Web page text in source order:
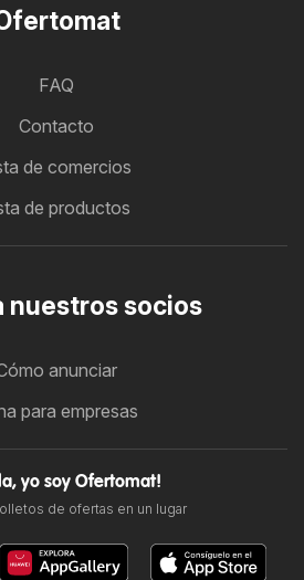
FAQ
Contacto
de comercios
de productos
nuestros socios
anunciar
para empresas
yo soy Ofertomat!
de ofertas en un lugar